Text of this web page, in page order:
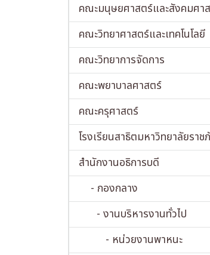
คณะมนุษยศาสตร์และสังคมศา
คณะวิทยาศาสตร์และเทคโนโลยี
คณะวิทยาการจัดการ
คณะพยาบาลศาสตร์
คณะครุศาสตร์
โรงเรียนสาธิตมหาวิทยาลัยรา
สำนักงานอธิการบดี
- กองกลาง
- งานบริหารงานทั่วไป
- หน่วยงานพาหนะ